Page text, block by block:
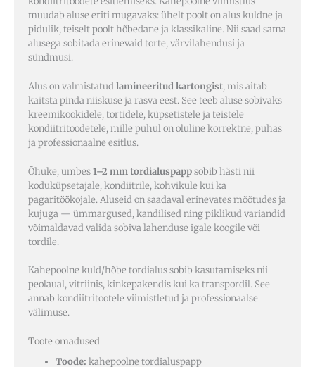
muudab aluse eriti mugavaks: ühelt poolt on alus kuldne ja
pidulik, teiselt poolt hõbedane ja klassikaline. Nii saad sama
alusega sobitada erinevaid torte, värvilahendusi ja
sündmusi.
Alus on valmistatudlamineeritud kartongist, mis aitab
kaitsta pinda niiskuse ja rasva eest. See teeb aluse sobivaks
kreemikookidele, tortidele, küpsetistele ja teistele
kondiitritoodetele, mille puhul on oluline korrektne, puhas
ja professionaalne esitlus.
Õhuke, umbes1–2 mm tordialuspappsobib hästi nii
koduküpsetajale, kondiitrile, kohvikule kui ka
pagaritöökojale. Aluseid on saadaval erinevates mõõtudes ja
kujuga — ümmargused, kandilised ning piklikud variandid
võimaldavad valida sobiva lahenduse igale koogile või
tordile.
Kahepoolne kuld/hõbe tordialus sobib kasutamiseks nii
peolaual, vitriinis, kinkepakendis kui ka transpordil. See
annab kondiitritootele viimistletud ja professionaalse
välimuse.
Toote omadused
Toode: kahepoolne tordialuspapp